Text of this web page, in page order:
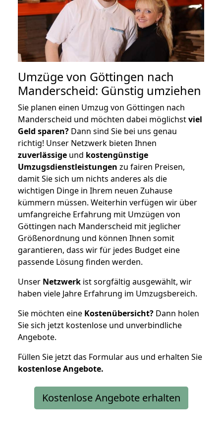
Umzüge von Göttingen nach
Manderscheid: Günstig umziehen
Sie planen einen Umzug von Göttingen nach
Manderscheid und möchten dabei möglichstviel
Geld sparen? Dann sind Sie bei uns genau
richtig! Unser Netzwerk bieten Ihnen
zuverlässige und kostengünstige
Umzugsdienstleistungen zu fairen Preisen,
damit Sie sich um nichts anderes als die
wichtigen Dinge in Ihrem neuen Zuhause
kümmern müssen. Weiterhin verfügen wir über
umfangreiche Erfahrung mit Umzügen von
Göttingen nach Manderscheid mit jeglicher
Größenordnung und können Ihnen somit
garantieren, dass wir für jedes Budget eine
passende Lösung finden werden.
Unser Netzwerk ist sorgfältig ausgewählt, wir
haben viele Jahre Erfahrung im Umzugsbereich.
Sie möchten eine Kostenübersicht? Dann holen
Sie sich jetzt kostenlose und unverbindliche
Angebote.
Füllen Sie jetzt das Formular aus und erhalten Sie
kostenloseAngebote.
Kostenlose Angebote erhalten